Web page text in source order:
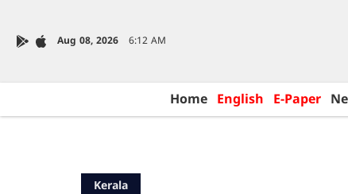
Aug 08, 2026 6:12 AM
Home English E-Paper
Kerala